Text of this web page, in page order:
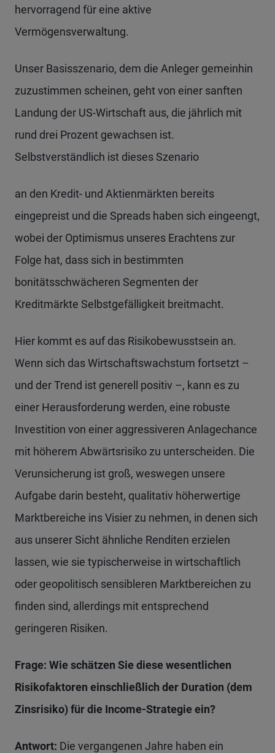
hervorragend für eine aktive
Vermögensverwaltung.
Unser Basisszenario, dem die Anleger gemeinhin
zuzustimmen scheinen, geht von einer sanften
Landung der US-Wirtschaft aus, die jährlich mit
rund drei Prozent gewachsen ist.
Selbstverständlich ist dieses Szenario
an den Kredit- und Aktienmärkten bereits
eingepreist und die Spreads haben sich eingeengt,
wobei der Optimismus unseres Erachtens zur
Folge hat, dass sich in bestimmten
bonitätsschwächeren Segmenten der
Kreditmärkte Selbstgefälligkeit breitmacht.
Hier kommt es auf das Risikobewusstsein an.
Wenn sich das Wirtschaftswachstum fortsetzt –
und der Trend ist generell positiv –, kann es zu
einer Herausforderung werden, eine robuste
Investition von einer aggressiveren Anlagechance
mit höherem Abwärtsrisiko zu unterscheiden. Die
Verunsicherung ist groß, weswegen unsere
Aufgabe darin besteht, qualitativ höherwertige
Marktbereiche ins Visier zu nehmen, in denen sich
aus unserer Sicht ähnliche Renditen erzielen
lassen, wie sie typischerweise in wirtschaftlich
oder geopolitisch sensibleren Marktbereichen zu
finden sind, allerdings mit entsprechend
geringeren Risiken.
Frage: Wie schätzen Sie diese wesentlichen
Risikofaktoren einschließlich der Duration (dem
Zinsrisiko) für die Income-Strategie ein?
Antwort: Die vergangenen Jahre haben ein